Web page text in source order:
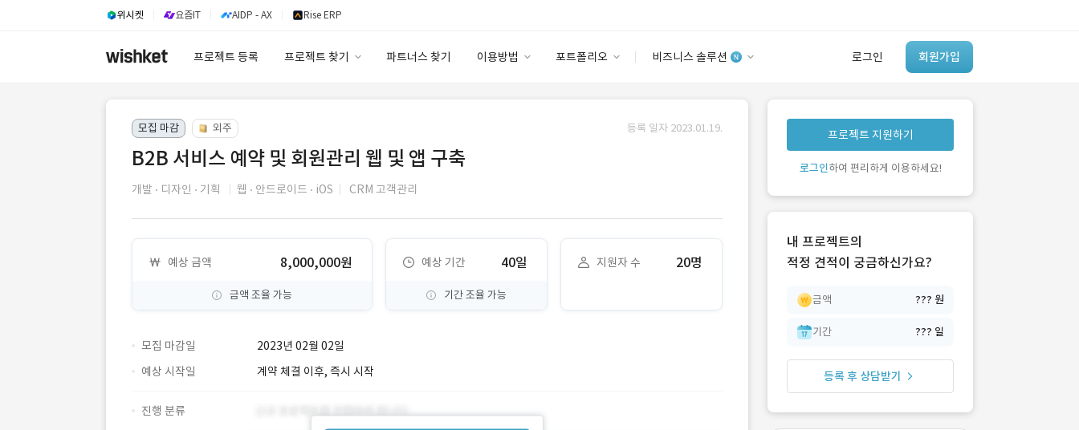
위시켓 요즘IT AIDP - AX Rise ERP
프로젝트 등록 프로젝트 찾기 파트너스 찾기 이용방법 포트폴리오 비즈니스 솔루션 로그인 회원가입
안심 코드 케어
유사사례 검색 AI
‘이런 거’ 만들어본
개발 회사 있어?
모집 마감 외주 등록 일자 2023.01.19.
B2B 서비스 예약 및 회원관리 웹 및 앱 구축
개발 디자인 기획 웹 안드로이드 iOS CRM 고객관리
예상 금액 8,000,000원
금액 조율 가능
예상 기간 40일
기간 조율 가능
지원자 수 20명
모집 마감일 2023년 02월 02일
예상 시작일 계약 체결 이후, 즉시 시작
진행 분류
프로젝트 지원하기
로그인하여 편리하게 이용하세요!
내 프로젝트의
적정 견적이 궁금하신가요?
금액 ??? 원
기간 ??? 일
등록 후 상담받기